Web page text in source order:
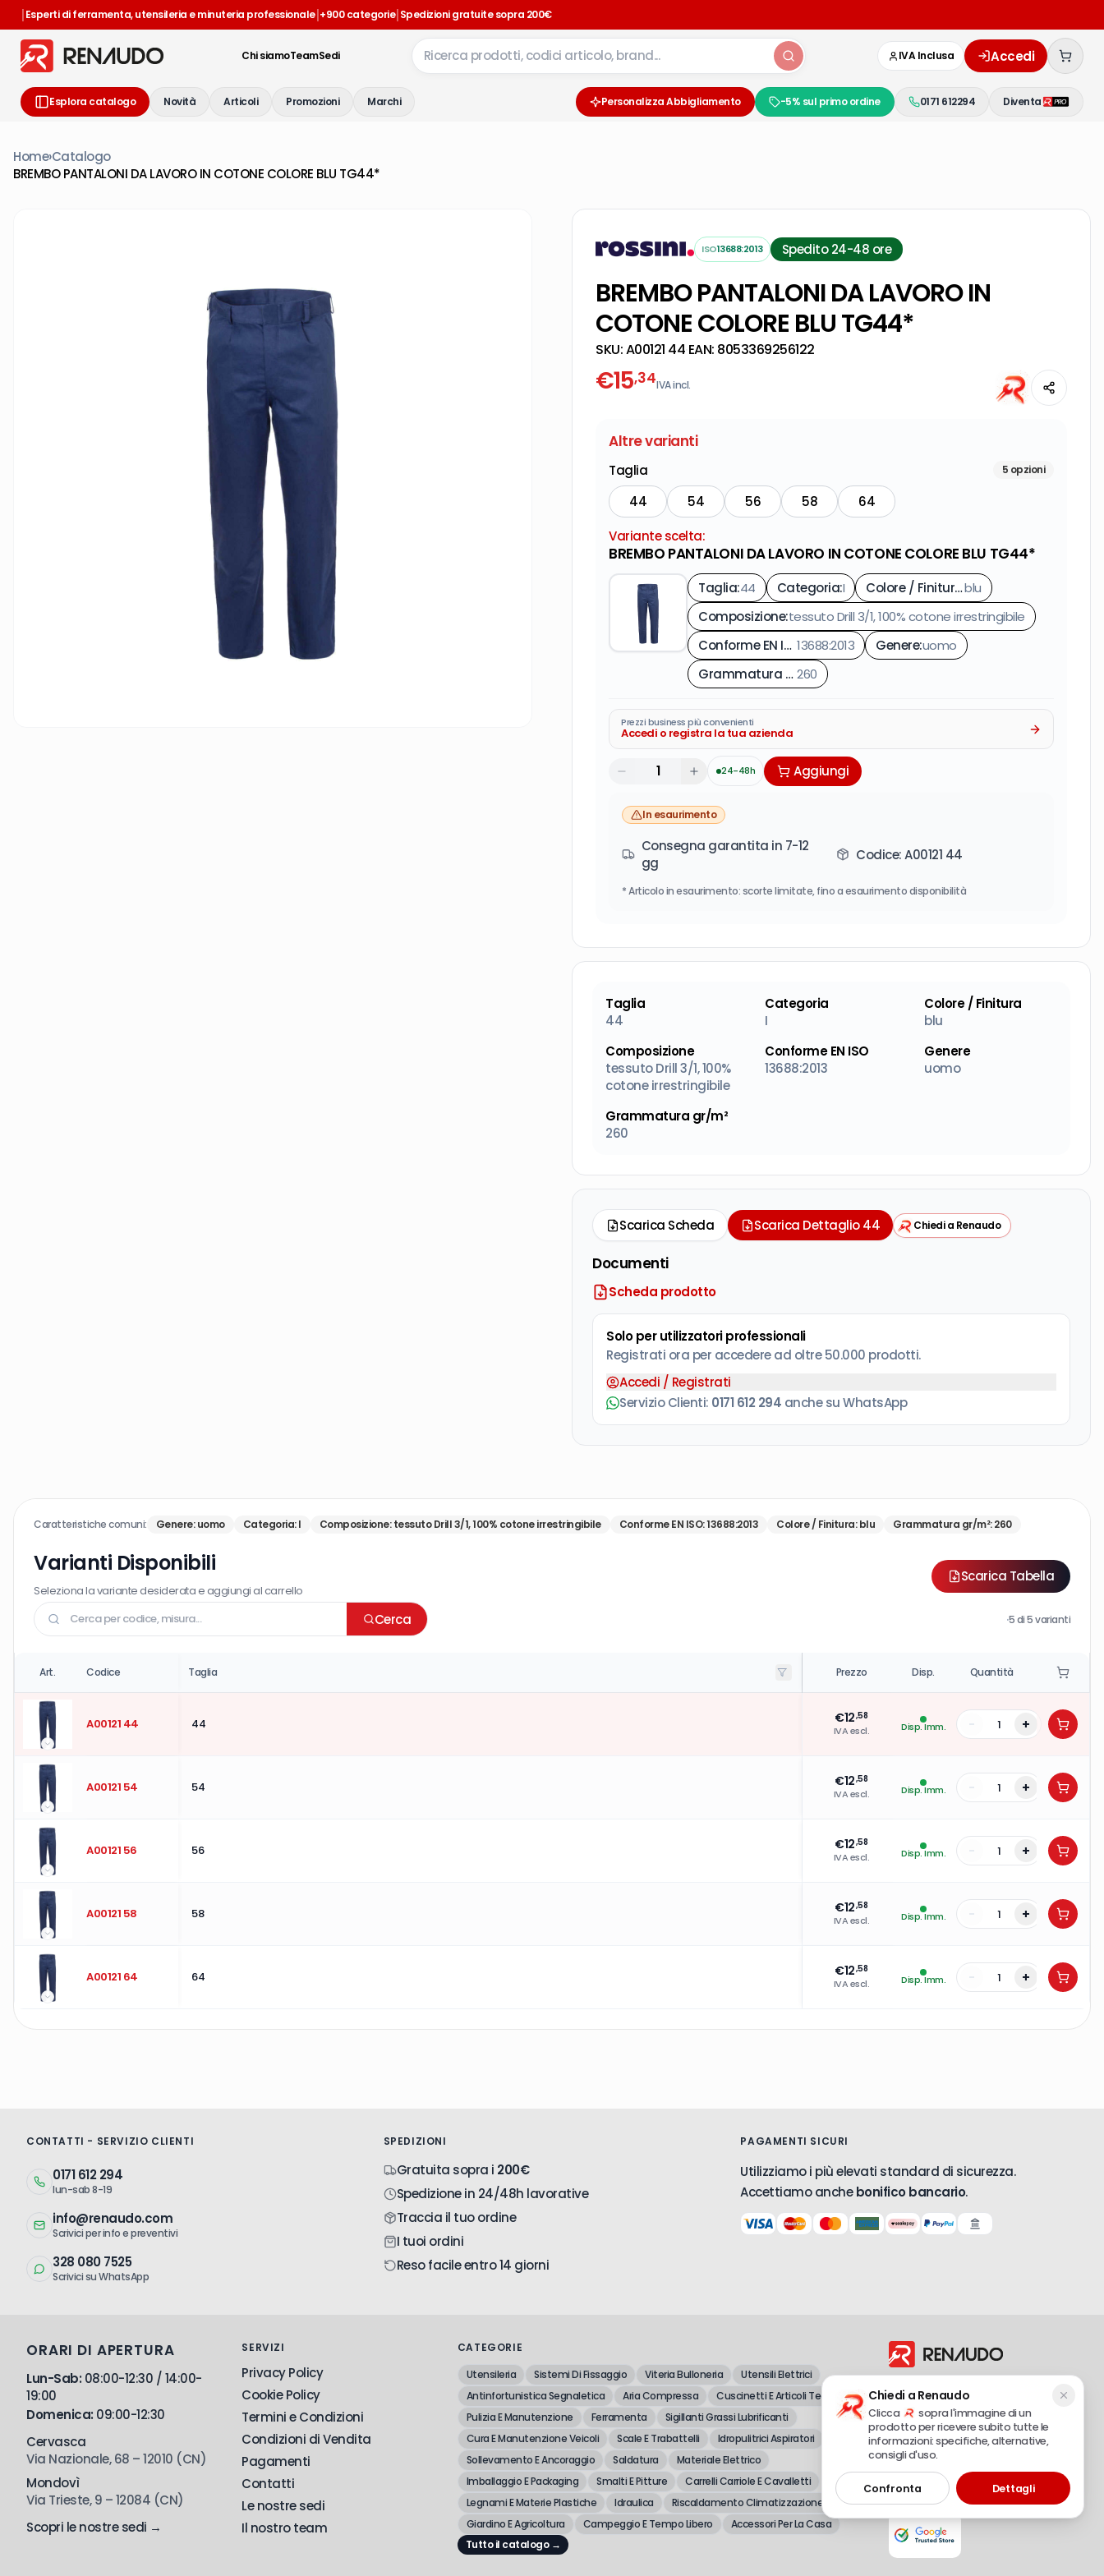
|Esperti di ferramenta, utensileria e minuteria professionale|+900 categorie|Spedizioni gratuite sopra 200€
Chi siamoTeamSedi IVA Inclusa Accedi
Esplora catalogo Novità Articoli Promozioni Marchi Personalizza Abbigliamento -5% sul primo ordine 0171 612294 Diventa
Home›Catalogo
BREMBO PANTALONI DA LAVORO IN COTONE COLORE BLU TG44*
ISO13688:2013 Spedito 24-48 ore
BREMBO PANTALONI DA LAVORO IN
COTONE COLORE BLU TG44*
SKU:A00121 44 EAN: 8053369256122
€15,34IVA incl.
Altre varianti
Taglia 5 opzioni
44 54 56 58
64
Variante scelta:
BREMBO PANTALONI DA LAVORO IN COTONE COLORE BLU TG44*
Taglia:44 Categoria:I Colore / Finitura:blu
Composizione:tessuto Drill 3/1, 100% cotone irrestringibile
Conforme EN ISO :
13688:2013 Genere:uomo
Grammatura gr/m² 260
Prezzi business più convenienti
Accedi o registra la tua azienda
24-48h Aggiungi
In esaurimento
Consegna garantita in 7-12
gg
Codice:A00121 44
* Articolo in esaurimento: scorte limitate, fino a esaurimento disponibilità
Taglia
44
Categoria
I
Colore / Finitura
blu
Composizione
tessuto Drill 3/1, 100%
cotone irrestringibile
Conforme EN ISO
13688:2013
Genere
uomo
Grammatura gr/m²
260
Scarica Scheda Scarica Dettaglio 44 Chiedi a Renaudo
Documenti
Scheda prodotto
Solo per utilizzatori professionali
Registrati ora per accedere ad oltre 50.000 prodotti.
Accedi / Registrati
Servizio Clienti: 0171 612 294 anche su WhatsApp
Caratteristiche comuni: Genere:uomo Categoria:I Composizione:tessuto Drill 3/1, 100% cotone irrestringibile Conforme EN ISO:13688:2013 Colore / Finitura:blu Grammatura gr/m²:260
Varianti Disponibili
Seleziona la variante desiderata e aggiungi al carrello
Scarica Tabella
Cerca ·5di5varianti
Art. Codice Taglia Prezzo Disp. Quantità
A00121 44 44 €12,58
IVA escl. Disp. Imm. - +
A00121 54 54 €12,58
IVA escl. Disp. Imm. - +
A00121 56 56 €12,58
IVA escl. Disp. Imm. - +
A00121 58 58 €12,58
IVA escl. Disp. Imm. - +
A00121 64 64 €12,58
IVA escl. Disp. Imm. - +
CONTATTI - SERVIZIO CLIENTI
0171 612 294
lun-sab 8-19
info@renaudo.com
Scrivici per info e preventivi
328 080 7525
Scrivici su WhatsApp
SPEDIZIONI
Gratuita sopra i 200€
Spedizione in 24/48h lavorative
Traccia il tuo ordine
I tuoi ordini
Reso facile entro 14 giorni
PAGAMENTI SICURI
Utilizziamo i più elevati standard di sicurezza.
Accettiamo anchebonifico bancario.
ORARI DI APERTURA
Lun-Sab: 08:00-12:30 / 14:00-
19:00
Domenica: 09:00-12:30
Cervasca
Via Nazionale, 68 – 12010 (CN)
Mondovì
Via Trieste, 9 – 12084 (CN)
Scopri le nostre sedi →
SERVIZI
Privacy Policy
Cookie Policy
Termini e Condizioni
Condizioni di Vendita
Pagamenti
Contatti
Le nostre sedi
Il nostro team
CATEGORIE
Utensileria
Sistemi Di Fissaggio Viteria Bulloneria
Utensili Elettrici
Antinfortunistica Segnaletica
Aria Compressa
Cuscinetti E Articoli Tecnici
Pulizia E Manutenzione
Ferramenta
Sigillanti Grassi Lubrificanti
Cura E Manutenzione Veicoli
Scale E Trabattelli
Idropulitrici Aspiratori
Sollevamento E Ancoraggio
Saldatura
Materiale Elettrico
Imballaggio E Packaging
Smalti E Pitture
Carrelli Carriole E Cavalletti
Legnami E Materie Plastiche
Idraulica
Riscaldamento Climatizzazione
Giardino E Agricoltura
Campeggio E Tempo Libero
Accessori Per La Casa
Tutto il catalogo →
dettaglio di attrezzature professionali e
fai-da-te.
Renaudo S.r.l.
P.IVA 02490720048 – REA CN-179558
© 2025 Tutti i diritti riservati
Chiedi a Renaudo
Clicca
sopra l'immagine di un
prodotto per ricevere subito tutte le
informazioni: specifiche, alternative,
consigli d'uso.
Confronta Dettagli